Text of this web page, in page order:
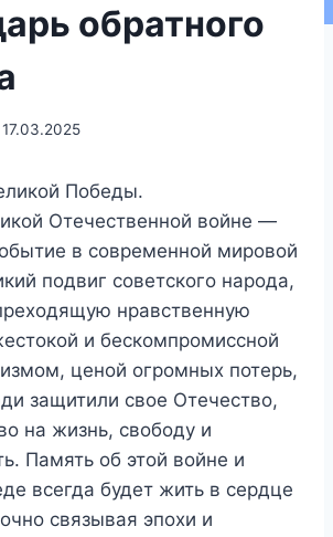
обратного
17.03.2025
Победы.
Отечественной войне —
в современной мировой
подвиг советского народа,
нравственную
и бескомпромиссной
ценой огромных потерь,
защитили свое Отечество,
на жизнь, свободу и
Память об этой войне и
всегда будет жить в сердце
связывая эпохи и